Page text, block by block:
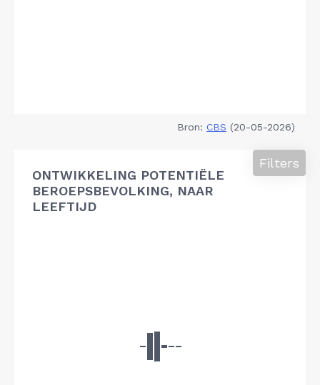
Bron: CBS (20-05-2026)
ONTWIKKELING POTENTIËLE
BEROEPSBEVOLKING, NAAR
LEEFTIJD
Filters